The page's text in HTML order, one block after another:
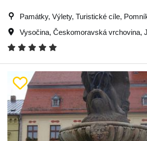
Památky, Výlety, Turistické cíle,
Vysočina, Českomoravská vrchovina,